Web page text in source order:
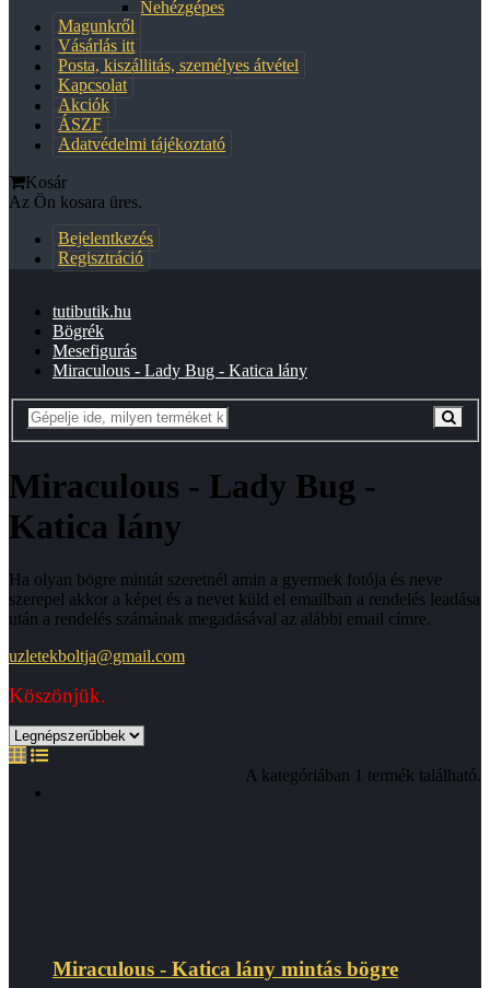
Nehézgépes
Magunkről
Vásárlás itt
Posta, kiszállitás, személyes átvétel
Kapcsolat
Akciók
ÁSZF
Adatvédelmi tájékoztató
Kosár
Az Ön kosara üres.
Bejelentkezés
Regisztráció
tutibutik.hu
Bögrék
Mesefigurás
Miraculous - Lady Bug - Katica lány
Miraculous - Lady Bug -
Katica lány
Ha olyan bögre mintát szeretnél amin a gyermek fotója és neve
szerepel akkor a képet és a nevet küld el emailban a rendelés leadása
után a rendelés számának megadásával az alábbi email címre.
uzletekboltja@gmail.com
Köszönjük.
A kategóriában 1 termék található.
Miraculous - Katica lány mintás bögre